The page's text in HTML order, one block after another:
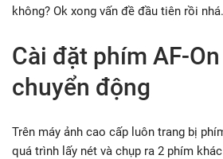
không? Ok xong vấn đề đầu tiên rồi nhá.
Cài đặt phím AF-
chuyển động
Trên máy ảnh cao cấp luôn trang bị
quá trình lấy nét và chụp ra 2 phím